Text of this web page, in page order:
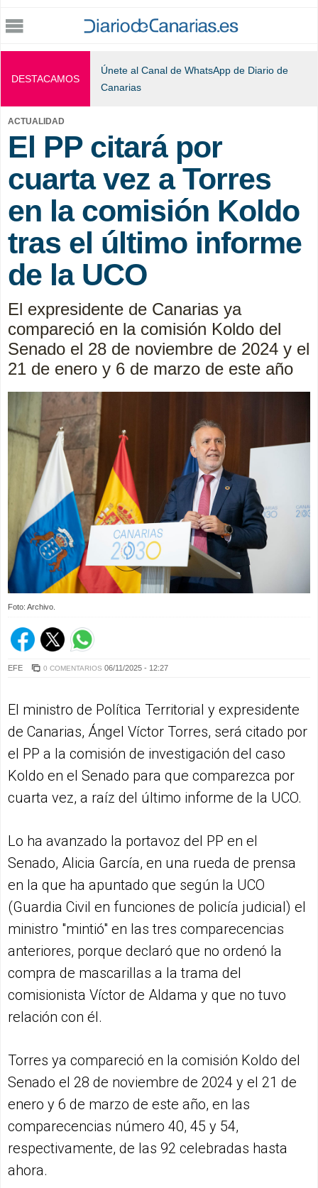
DESTACAMOS
Únete al Canal de WhatsApp de Diario de
Canarias
ACTUALIDAD
El PP citará por
cuarta vez a Torres
en la comisión Koldo
tras el último informe
de la UCO
El expresidente de Canarias ya
compareció en la comisión Koldo del
Senado el 28 de noviembre de 2024 y el
21 de enero y 6 de marzo de este año
Foto: Archivo.
EFE 0 COMENTARIOS 06/11/2025 - 12:27
El ministro de Política Territorial y expresidente
de Canarias, Ángel Víctor Torres, será citado por
el PP a la comisión de investigación del caso
Koldo en el Senado para que comparezca por
cuarta vez, a raíz del último informe de la UCO.
Lo ha avanzado la portavoz del PP en el
Senado, Alicia García, en una rueda de prensa
en la que ha apuntado que según la UCO
(Guardia Civil en funciones de policía judicial) el
ministro "mintió" en las tres comparecencias
anteriores, porque declaró que no ordenó la
compra de mascarillas a la trama del
comisionista Víctor de Aldama y que no tuvo
relación con él.
Torres ya compareció en la comisión Koldo del
Senado el 28 de noviembre de 2024 y el 21 de
enero y 6 de marzo de este año, en las
comparecencias número 40, 45 y 54,
respectivamente, de las 92 celebradas hasta
ahora.